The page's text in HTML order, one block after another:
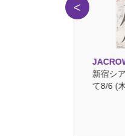
新宿シ
て8/6 (
<